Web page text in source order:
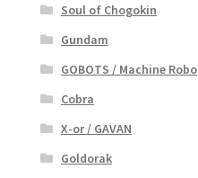
Soul of Chogokin
Gundam
GOBOTS / Machine Robo
Cobra
X-or / GAVAN
Goldorak